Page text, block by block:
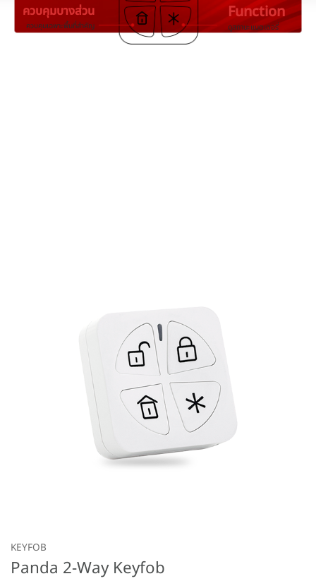
ควบคุมบางส่วน
ควบคุมเฉพาะพื้นที่สำคัญ
Function
ดูสถานะแบตเตอรี่
KEYFOB
Panda 2-Way Keyfob